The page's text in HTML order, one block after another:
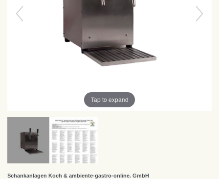
Tap to expand
Schankanlagen Koch & ambiente-gastro-online. GmbH